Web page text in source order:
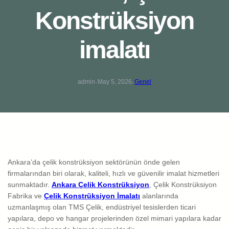
Konstrüksiyon
imalatı
admin· May 5, 2026·Genel
Ankara’da çelik konstrüksiyon sektörünün önde gelen
firmalarından biri olarak, kaliteli, hızlı ve güvenilir imalat hizmetleri
sunmaktadır. Ankara Çelik Konstrüksiyon , Çelik Konstrüksiyon
Fabrika ve Çelik Konstrüksiyon İmalatı alanlarında
uzmanlaşmış olan TMS Çelik, endüstriyel tesislerden ticari
yapılara, depo ve hangar projelerinden özel mimari yapılara kadar